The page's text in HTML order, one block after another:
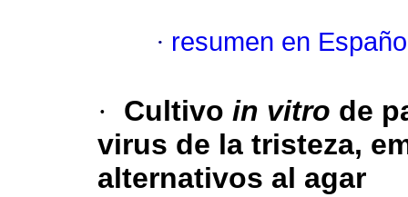
· resumen en
· Cultivo in vitro de
virus de la tristeza,
alternativos al agar